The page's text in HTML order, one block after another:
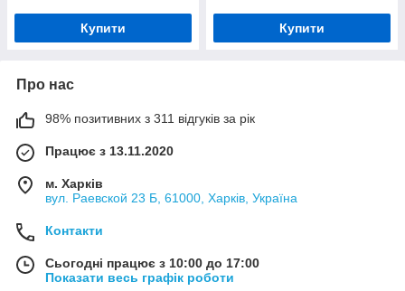
Купити Купити
Про нас
98% позитивних з 311 відгуків за рік
Працює з 13.11.2020
м. Харків
вул. Раевской 23 Б, 61000, Харків, Україна
Контакти
Сьогодні працює з 10:00 до 17:00
Показати весь графік роботи